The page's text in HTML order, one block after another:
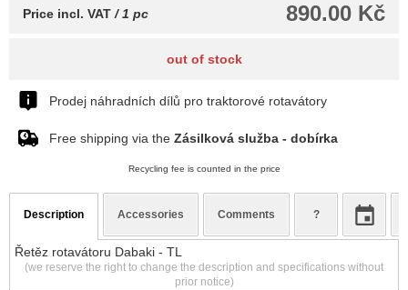
890.00 Kč
Price incl. VAT / 1 pc
out of stock
Prodej náhradních dílů pro traktorové rotavátory
Free shipping via the Zásilková služba - dobírka
Recycling fee is counted in the price
Description Accessories Comments ?
Řetěz rotavátoru Dabaki - TL
(we reserve the right to change the description and specifications without
prior notice)